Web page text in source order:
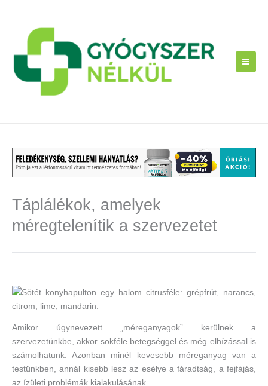
Táplálékok, amelyek
méregtelenítik a szervezetet
Amikor úgynevezett „méreganyagok” kerülnek a
szervezetünkbe, akkor sokféle betegséggel és még elhízással is
számolhatunk. Azonban minél kevesebb méreganyag van a
testünkben, annál kisebb lesz az esélye a fáradtság, a fejfájás,
az ízületi problémák kialakulásának.